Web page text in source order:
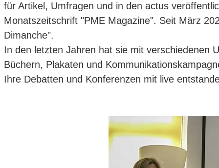
für Artikel, Umfragen und in den actus
Monatszeitschrift "PME Magazine". Seit März
Dimanche".
In den letzten Jahren hat sie mit verschiedenen
Büchern, Plakaten und
Ihre Debatten und Konferenzen mit live